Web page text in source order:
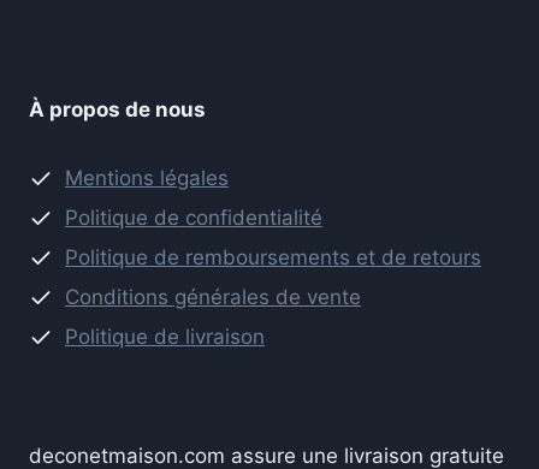
À propos de nous
Mentions légales
Politique de confidentialité
Politique de remboursements et de retours
Conditions générales de vente
Politique de livraison
deconetmaison.com assure une livraison gratuite